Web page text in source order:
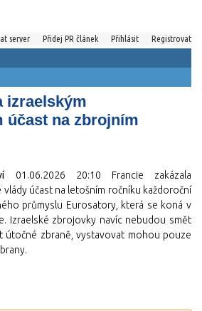
server Přidej PR článek Přihlásit Registrovat
izraelským
účast na zbrojním
01.06.2026 20:10 Francie zakázala
účast na letošním ročníku každoroční
průmyslu Eurosatory, která se koná v
Izraelské zbrojovky navíc nebudou smět
útočné zbraně, vystavovat mohou pouze